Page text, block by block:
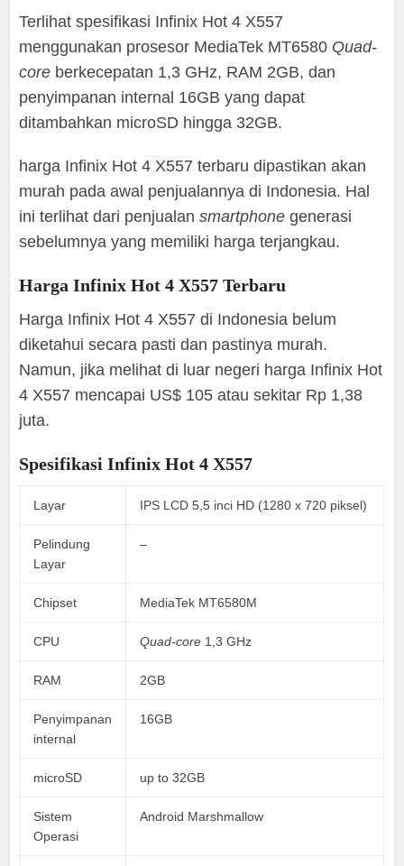
Terlihat spesifikasi Infinix Hot 4 X557
menggunakan prosesor MediaTek MT6580 Quad-
core berkecepatan 1,3 GHz, RAM 2GB, dan
penyimpanan internal 16GB yang dapat
ditambahkan microSD hingga 32GB.
harga Infinix Hot 4 X557 terbaru dipastikan akan
murah pada awal penjualannya di Indonesia. Hal
ini terlihat dari penjualansmartphone generasi
sebelumnya yang memiliki harga terjangkau.
Harga Infinix Hot 4 X557 Terbaru
Harga Infinix Hot 4 X557 di Indonesia belum
diketahui secara pasti dan pastinya murah.
Namun, jika melihat di luar negeri harga Infinix Hot
4 X557 mencapai US$ 105 atau sekitar Rp 1,38
juta.
Spesifikasi Infinix Hot 4 X557
Layar IPS LCD 5,5 inci HD (1280 x 720 piksel)
Pelindung
Layar
–
Chipset MediaTek MT6580M
CPU Quad-core 1,3 GHz
RAM 2GB
Penyimpanan
internal
16GB
microSD up to 32GB
Sistem
Operasi
Android Marshmallow